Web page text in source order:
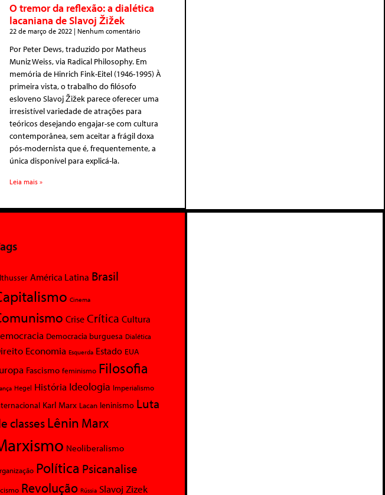
O tremor da reflexão: a dialética
lacaniana de Slavoj Žižek
22 de março de 2022 Nenhum comentário
Por Peter Dews, traduzido por Matheus
Muniz Weiss, via Radical Philosophy. Em
memória de Hinrich Fink-Eitel (1946-1995) À
primeira vista, o trabalho do filósofo
esloveno Slavoj Žižek parece oferecer uma
irresistível variedade de atrações para
teóricos desejando engajar-se com cultura
contemporânea, sem aceitar a frágil doxa
pós-modernista que é, frequentemente, a
única disponível para explicá-la.
Leia mais »
América Latina Brasil
Cinema
Crise Crítica Cultura
Democracia burguesa Dialética
Economia Esquerda Estado EUA
Fascismo feminismo Filosofia
Hegel História Ideologia Imperialismo
Karl Marx Lacan leninismo Luta
classesLênin Marx
Neoliberalismo
Política Psicanalise
Revolução Rússia Slavoj Zizek